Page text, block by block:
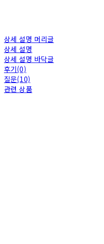
상세 설명 머리글
상세 설명
상세 설명 바닥글
후기(0)
질문(10)
관련 상품